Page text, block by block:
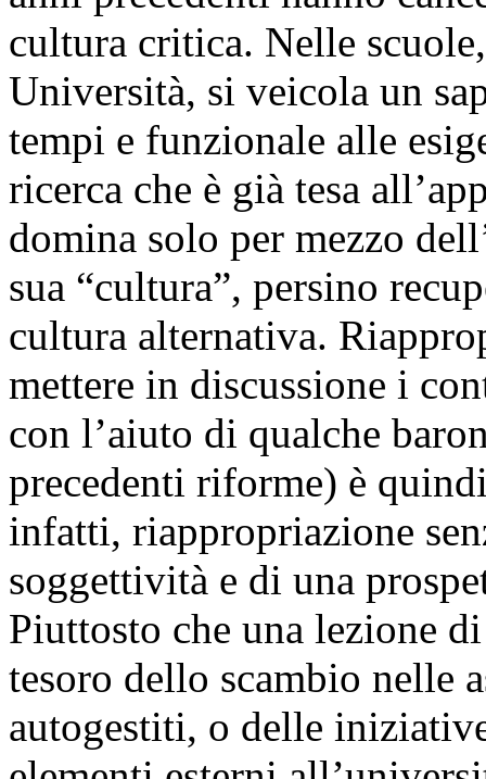
cultura critica. Nelle
Università, si veicola un
tempi e funzionale alle
ricerca che è già tesa
domina solo per mezzo
sua “cultura”, persino
cultura alternativa.
mettere in discussione i
con l’aiuto di qualche
precedenti riforme) è
infatti, riappropriazione
soggettività e di una
Piuttosto che una lezione
tesoro dello scambio nelle
autogestiti, o delle